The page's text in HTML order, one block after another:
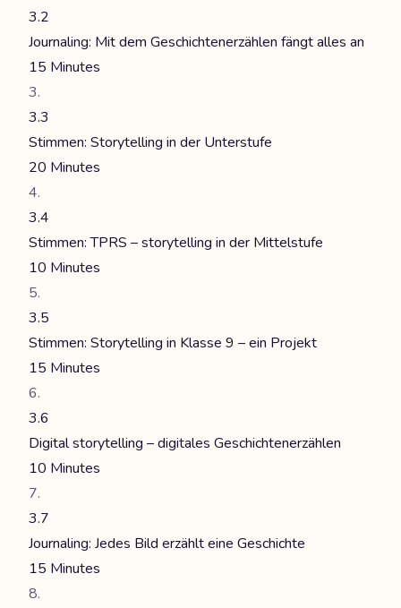
3.2
Journaling: Mit dem Geschichtenerzählen fängt alles an
15 Minutes
3.3
Stimmen: Storytelling in der Unterstufe
20 Minutes
3.4
Stimmen: TPRS – storytelling in der Mittelstufe
10 Minutes
3.5
Stimmen: Storytelling in Klasse 9 – ein Projekt
15 Minutes
3.6
Digital storytelling – digitales Geschichtenerzählen
10 Minutes
3.7
Journaling: Jedes Bild erzählt eine Geschichte
15 Minutes